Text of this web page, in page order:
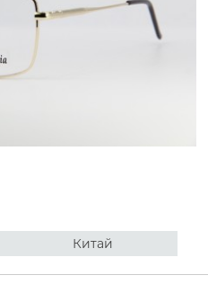
Китай